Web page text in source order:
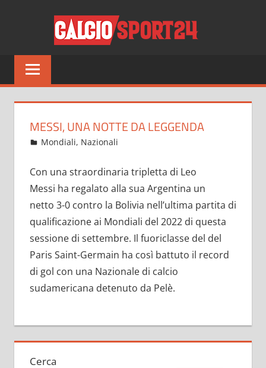
Tutto
sul
del
MESSI, UNA NOTTE DA LEGGENDA
Settembre 10, 2021
admin
Mondiali, Nazionali
Con una straordinaria tripletta di Leo
Messi ha regalato alla sua Argentina un
netto 3-0 contro la Bolivia nell’ultima partita di
qualificazione ai Mondiali del 2022 di questa
sessione di settembre. Il fuoriclasse del del
Paris Saint-Germain ha così battuto il record
di gol con una Nazionale di calcio
sudamericana detenuto da Pelè.
Cerca